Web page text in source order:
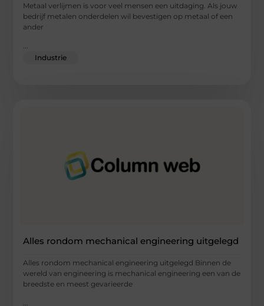
Metaal verlijmen is voor veel mensen een uitdaging. Als jouw
bedrijf metalen onderdelen wil bevestigen op metaal of een
ander
...
Industrie
Alles rondom mechanical engineering uitgelegd
Alles rondom mechanical engineering uitgelegd Binnen de
wereld van engineering is mechanical engineering een van de
breedste en meest gevarieerde
...